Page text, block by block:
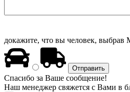
докажите, что вы человек, выбрав
Спасибо за Ваше сообщение!
Наш менеджер свяжется с Вами в